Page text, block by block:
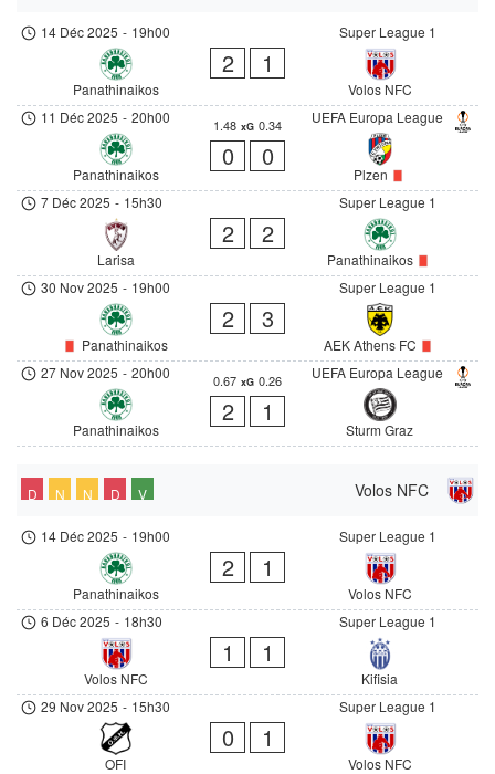
Super League 1
14 Déc 2025 - 19h00
Panathinaikos
2 1
Volos NFC
UEFA Europa League
11 Déc 2025 - 20h00
Panathinaikos
1.48 xG 0.34
0 0
Plzen
Super League 1
7 Déc 2025 - 15h30
Larisa
2 2
Panathinaikos
Super League 1
30 Nov 2025 - 19h00
Panathinaikos
2 3
AEK Athens FC
UEFA Europa League
27 Nov 2025 - 20h00
Panathinaikos
0.67 xG 0.26
2 1
Sturm Graz
Volos NFC
D N N D V
Super League 1
14 Déc 2025 - 19h00
Panathinaikos
2 1
Volos NFC
Super League 1
6 Déc 2025 - 18h30
Volos NFC
1 1
Kifisia
Super League 1
29 Nov 2025 - 15h30
OFI
0 1
Volos NFC